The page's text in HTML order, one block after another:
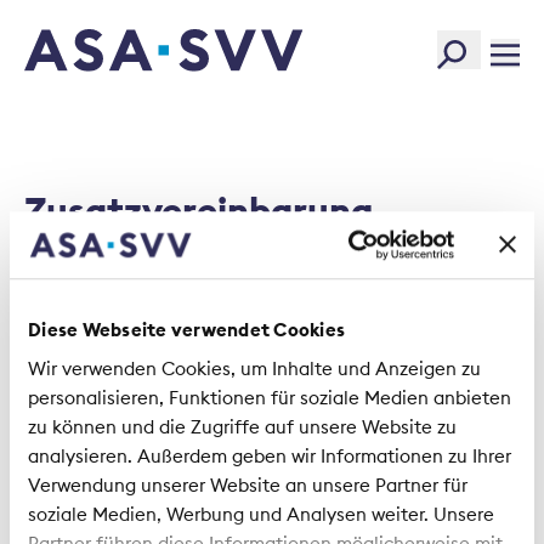
Diese Webseite verwendet Cookies
Wir verwenden Cookies, um Inhalte und Anzeigen zu
personalisieren, Funktionen für soziale Medien anbieten
zu können und die Zugriffe auf unsere Website zu
analysieren. Außerdem geben wir Informationen zu Ihrer
Verwendung unserer Website an unsere Partner für
soziale Medien, Werbung und Analysen weiter. Unsere
SVV Logo
Zusatzvereinbarung
gebundenes Vermögen (PDF)
Size:
19.75 KB
Type:
PDF
Created:
2024-09-10
Changed:
2024-09-10